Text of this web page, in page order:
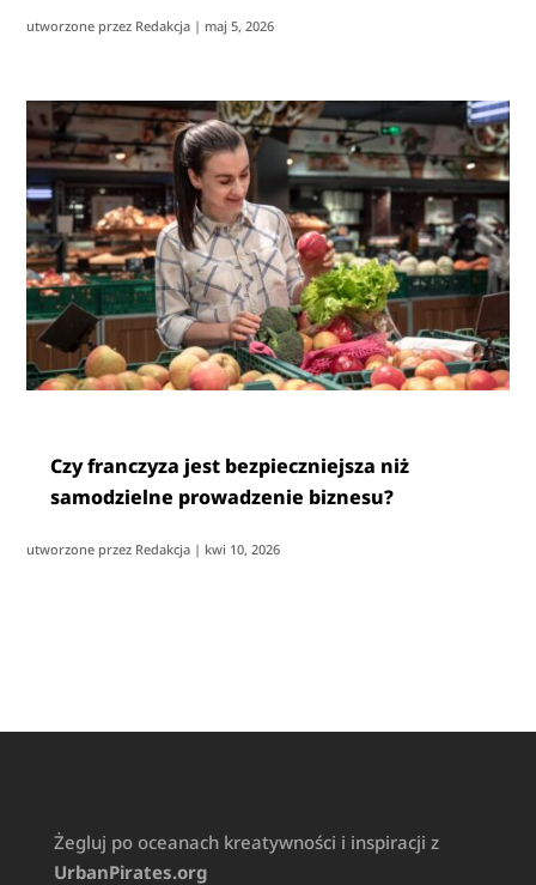
utworzone przez Redakcja | maj 5, 2026
Czy franczyza jest bezpieczniejsza niż
samodzielne prowadzenie biznesu?
utworzone przez Redakcja | kwi 10, 2026
Żegluj po oceanach kreatywności i inspiracji z
UrbanPirates.org